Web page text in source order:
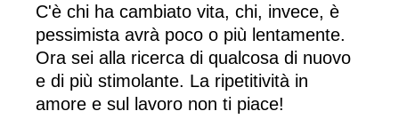
C'è chi ha cambiato vita, chi, invece, è
pessimista avrà poco o più lentamente.
Ora sei alla ricerca di qualcosa di nuovo
e di più stimolante. La ripetitività in
amore e sul lavoro non ti piace!